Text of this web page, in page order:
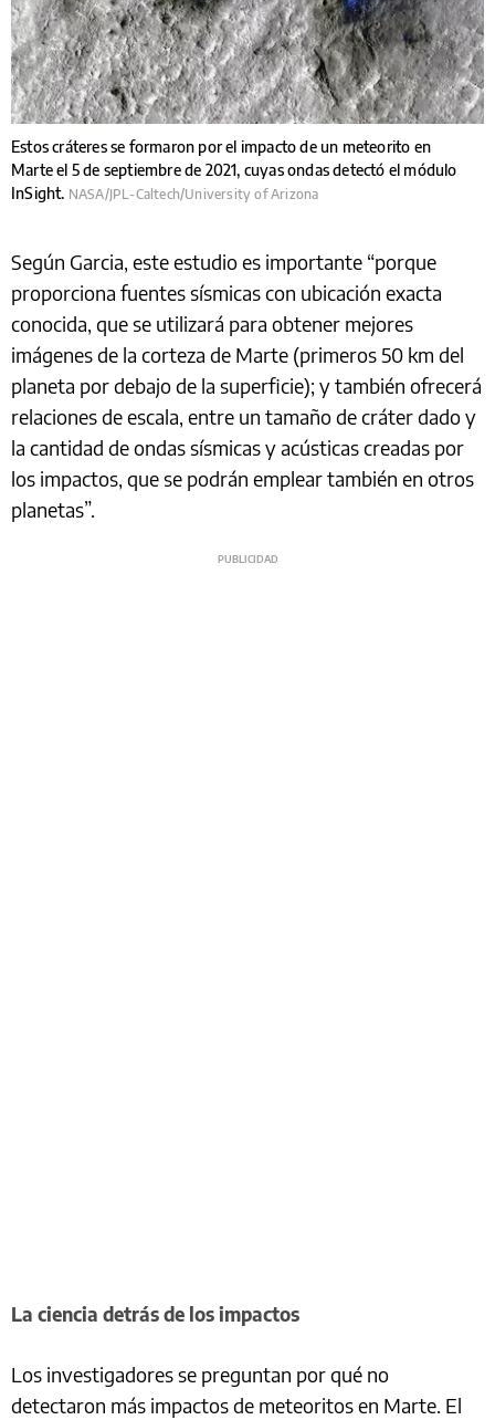
Estos cráteres se formaron por el impacto de un meteorito en
Marte el 5 de septiembre de 2021, cuyas ondas detectó el módulo
InSight. NASA/JPL-Caltech/University of Arizona
Según Garcia, este estudio es importante “porque
proporciona fuentes sísmicas con ubicación exacta
conocida, que se utilizará para obtener mejores
imágenes de la corteza de Marte (primeros 50 km del
planeta por debajo de la superficie); y también ofrecerá
relaciones de escala, entre un tamaño de cráter dado y
la cantidad de ondas sísmicas y acústicas creadas por
los impactos, que se podrán emplear también en otros
planetas”.
La ciencia detrás de los impactos
Los investigadores se preguntan por qué no
detectaron más impactos de meteoritos en Marte. El